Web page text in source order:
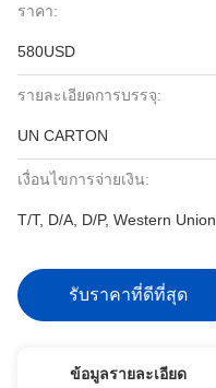
ราคา:
580USD
รายละเอียดการบรรจุ:
UN CARTON
เงื่อนไขการจ่ายเงิน:
T/T, D/A, D/P, Western Union
รับราคาที่ดีที่สุด
ข้อมูลรายละเอียด